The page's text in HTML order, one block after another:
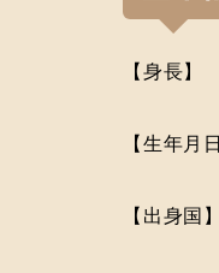
【身長
【生年
【出身